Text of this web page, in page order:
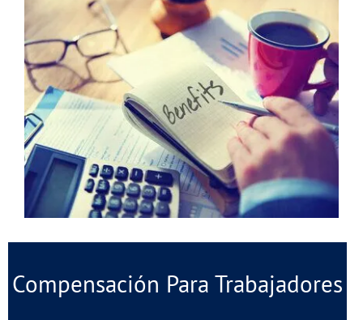
Compensación Para Trabajadores